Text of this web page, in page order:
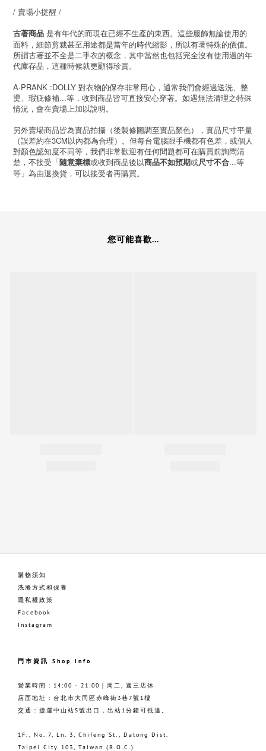
/ 賣場小提醒 /
古著商品 是有年代的而現在已經不生產的東西。這些服飾無論使用的
面料，細節剪裁甚至用途都是當年的時代縮影，所以有著特殊的價值。
所謂古著並不全是二手衣的概念，其中當然也包括完全沒有使用過的年
代庫存品，這種時候就更顯得珍貴。
A·PRANK :DOLLY 對衣物的保存非常用心，通常我們會經過送洗、整
燙、瑕疵修補...等，收到商品皆可直接安心穿著。如遇無法清理之特殊
情況，會在賣場上加以說明。
另外賣場商品皆為實品拍攝（後製修圖調至實品顏色），實品尺寸平量
（誤差約在3CM以內都為合理）。但每台電腦跟手機都有色差，或個人
對顏色認知度不同等，我們非常歡迎有任何問題都可在購買前詢問清
楚，不接受「隨意棄標或收到商品後以商品不如預期或尺寸不合...等
等」為由退換貨，可以接受者再購買。
您可能喜歡...
購物須知
洗滌方式和保養
隱私權政策
Facebook
Instagram
門市資訊 Shop Info
營業時間：14:00 - 21:00｜周二, 週三店休
店面地址：台北市大同區赤峰街3巷7號1樓
交通：捷運中山站5號出口，出站1分鐘可抵達。
1F., No. 7, Ln. 3, Chifeng St., Datong Dist.
Taipei City 103, Taiwan (R.O.C.)